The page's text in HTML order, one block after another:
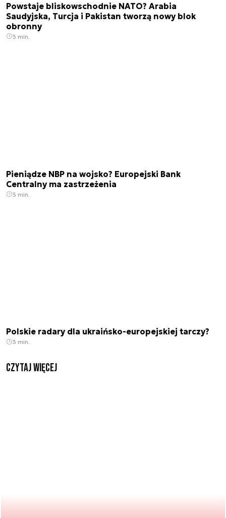
Powstaje bliskowschodnie NATO? Arabia
Saudyjska, Turcja i Pakistan tworzą nowy blok
obronny
3 min.
Pieniądze NBP na wojsko? Europejski Bank
Centralny ma zastrzeżenia
3 min.
Polskie radary dla ukraińsko-europejskiej tarczy?
3 min.
czytaj więcej